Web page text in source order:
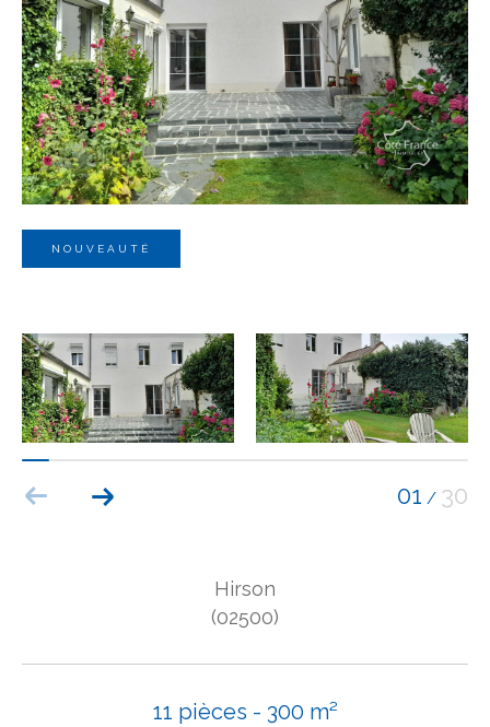
NOUVEAUTÉ
01 / 30
Hirson
(02500)
11 pièces - 300 m²
Budget
Budget
Surface
Surface
Pièces
Référence
AFFINER LES CRITÈRES
TERRASSE PARKING PISCINE